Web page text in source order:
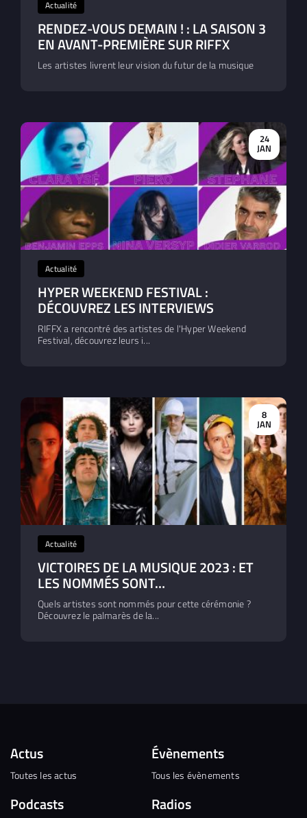
Actualité
RENDEZ-VOUS DEMAIN ! : LA SAISON 3
EN AVANT-PREMIÈRE SUR RIFFX
Les artistes livrent leur vision du futur de la musique
24
JAN
Actualité
HYPER WEEKEND FESTIVAL :
DÉCOUVREZ LES INTERVIEWS
RIFFX a rencontré des artistes de l'Hyper Weekend
Festival, découvrez leurs i...
8
JAN
Actualité
VICTOIRES DE LA MUSIQUE 2023 : ET
LES NOMMÉS SONT…
Quels artistes sont nommés pour cette cérémonie ?
Découvrez le palmarès de la...
Actus
Toutes les actus
Podcasts
Évènements
Tous les évènements
Radios